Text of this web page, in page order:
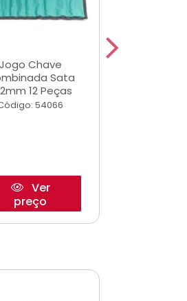
Jogo Chave
Sata
12 Peças
54066
Ver
preço